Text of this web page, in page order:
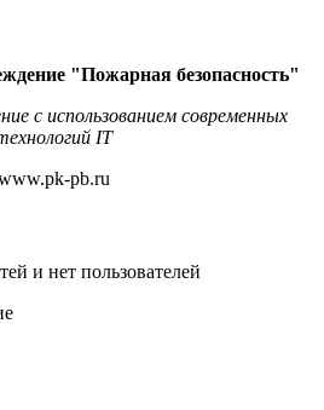
"Пожарная безопасность"
с использованием современных
IT
pb.ru
и нет пользователей